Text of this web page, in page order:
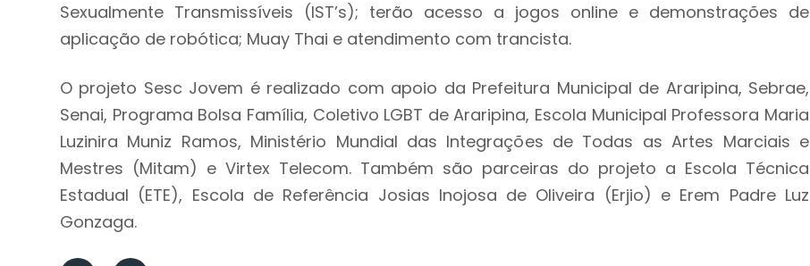
Sexualmente Transmissíveis (IST’s); terão acesso a jogos online e demonstrações de
aplicação de robótica; Muay Thai e atendimento com trancista.
O projeto Sesc Jovem é realizado com apoio da Prefeitura Municipal de Araripina, Sebrae,
Senai, Programa Bolsa Família, Coletivo LGBT de Araripina, Escola Municipal Professora Maria
Luzinira Muniz Ramos, Ministério Mundial das Integrações de Todas as Artes Marciais e
Mestres (Mitam) e Virtex Telecom. Também são parceiras do projeto a Escola Técnica
Estadual (ETE), Escola de Referência Josias Inojosa de Oliveira (Erjio) e Erem Padre Luz
Gonzaga.